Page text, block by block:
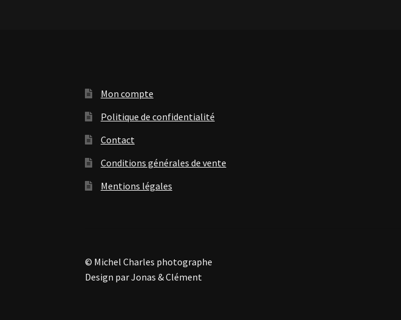
Mon compte
Politique de confidentialité
Contact
Conditions générales de vente
Mentions légales
© Michel Charles photographe
Design par Jonas & Clément